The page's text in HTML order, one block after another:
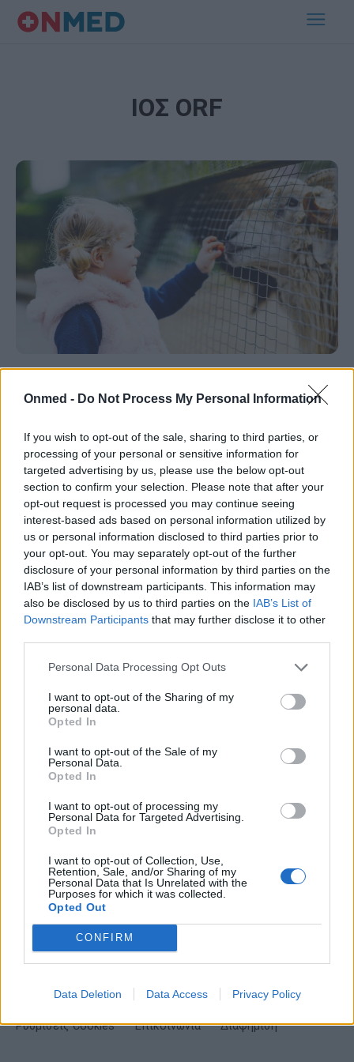
Onmed - Do Not Process My Personal Information
If you wish to opt-out of the sale, sharing to third parties, or
processing of your personal or sensitive information for
targeted advertising by us, please use the below opt-out
section to confirm your selection. Please note that after your
opt-out request is processed you may continue seeing
interest-based ads based on personal information utilized by
us or personal information disclosed to third parties prior to
your opt-out. You may separately opt-out of the further
disclosure of your personal information by third parties on the
IAB’s list of downstream participants. This information may
also be disclosed by us to third parties on the IAB’s List of
Downstream Participants that may further disclose it to other
Personal Data Processing Opt Outs
I want to opt-out of the Sharing of my
personal data.
Opted In
I want to opt-out of the Sale of my
Personal Data.
Opted In
I want to opt-out of processing my
Personal Data for Targeted Advertising.
Opted In
I want to opt-out of Collection, Use,
Retention, Sale, and/or Sharing of my
Personal Data that Is Unrelated with the
Purposes for which it was collected.
Opted Out
CONFIRM
Data Deletion Data Access Privacy Policy
ΙΟΣ ORF
Μεταδίδεται στον άνθρωπο; Σημάδια
Η ευλογιά των προβάτων είναι μια σοβαρή ιογενής
νόσος στα ζώα, αλλά πολλοί δεν γνωρίζουν ότι οι
άνθρωποι που εκτίθενται…
Εγγραφή στο Newsletter
Σημαντικά νέα για την υγεία στο mail σας καθημερινά
Έχω διαβάσει, κατανοώ και αποδέχομαι τους
Δηλώνω υπεύθυνα ότι είμαι άνω των 18 ετών ή ότι βρίσκομαι υπό την
εποπτεία γονέα ή κηδεμόνα ή επιτρόπου
Ταυτότητα Όροι χρήσης Δήλωση εχεμύθειας
Ρυθμίσεις Cookies Επικοινωνία Διαφήμιση